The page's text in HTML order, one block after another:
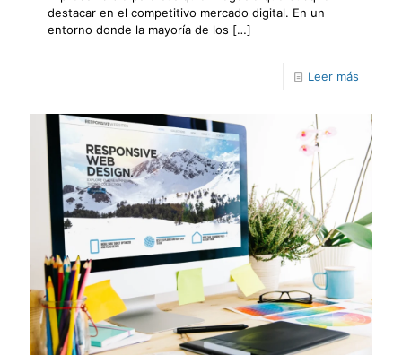
destacar en el competitivo mercado digital. En un
entorno donde la mayoría de los […]
Leer más